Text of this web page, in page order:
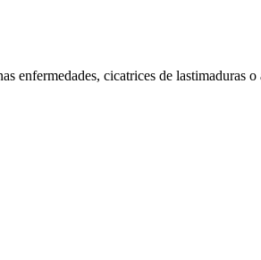
enfermedades, cicatrices de lastimaduras o